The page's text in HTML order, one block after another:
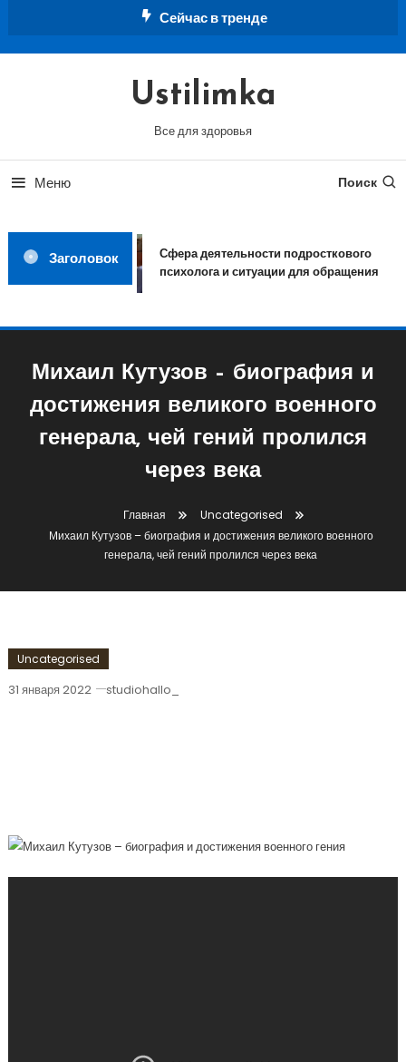
Сейчас в тренде
Ustilimka
Все для здоровья
Меню Поиск
Заголовок
Сфера деятельности подросткового
психолога и ситуации для обращения
Михаил Кутузов – биография и
достижения великого военного
генерала, чей гений пролился
через века
Главная
Uncategorised
Михаил Кутузов – биография и достижения великого военного
генерала, чей гений пролился через века
Uncategorised
31 января 2022 studiohallo_